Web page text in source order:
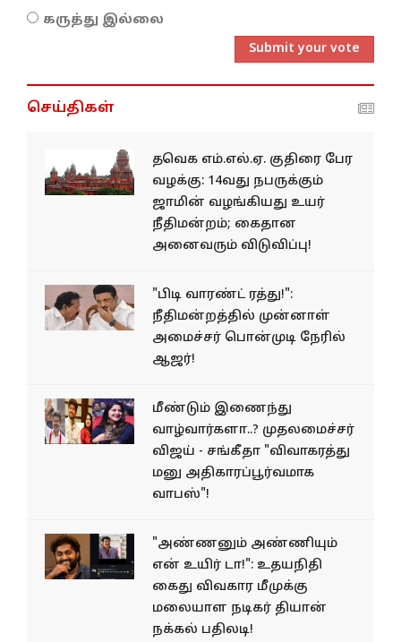
கருத்து இல்லை
Submit your vote
செய்திகள்
தவெக எம்.எல்.ஏ. குதிரை பேர
வழக்கு: 14வது நபருக்கும்
ஜாமின் வழங்கியது உயர்
நீதிமன்றம்; கைதான
அனைவரும் விடுவிப்பு!
"பிடி வாரண்ட் ரத்து!":
நீதிமன்றத்தில் முன்னாள்
அமைச்சர் பொன்முடி நேரில்
ஆஜர்!
மீண்டும் இணைந்து
வாழ்வார்களா..? முதலமைச்சர்
விஜய் - சங்கீதா "விவாகரத்து
மனு அதிகாரப்பூர்வமாக
வாபஸ்"!
"அண்ணனும் அண்ணியும்
என் உயிர் டா!": உதயநிதி
கைது விவகார மீமுக்கு
மலையாள நடிகர் தியான்
நக்கல் பதிலடி!